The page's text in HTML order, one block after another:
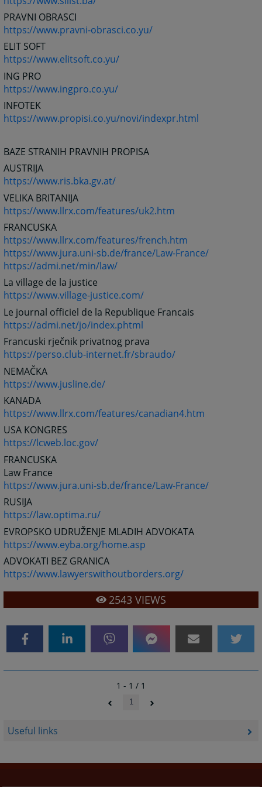
Useful links
PRAVNI OBRASCI
https://www.pravni-obrasci.co.yu/
ELIT SOFT
https://www.elitsoft.co.yu/
ING PRO
https://www.ingpro.co.yu/
INFOTEK
https://www.propisi.co.yu/novi/indexpr.html
BAZE STRANIH PRAVNIH PROPISA
AUSTRIJA
https://www.ris.bka.gv.at/
VELIKA BRITANIJA
https://www.llrx.com/features/uk2.htm
FRANCUSKA
https://www.llrx.com/features/french.htm
https://www.jura.uni-sb.de/france/Law-France/
https://admi.net/min/law/
La village de la justice
https://www.village-justice.com/
Le journal officiel de la Republique Francais
https://admi.net/jo/index.phtml
Francuski rječnik privatnog prava
https://perso.club-internet.fr/sbraudo/
NEMAČKA
https://www.jusline.de/
KANADA
https://www.llrx.com/features/canadian4.htm
USA KONGRES
https://lcweb.loc.gov/
FRANCUSKA
Law France
https://www.jura.uni-sb.de/france/Law-France/
RUSIJA
https://law.optima.ru/
EVROPSKO UDRUŽENJE MLADIH ADVOKATA
https://www.eyba.org/home.asp
ADVOKATI BEZ GRANICA
https://www.lawyerswithoutborders.org/
2543 VIEWS
1 - 1 / 1
1